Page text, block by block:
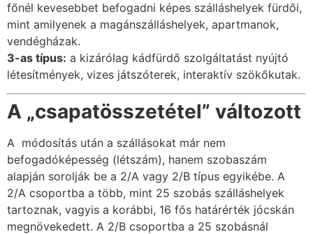
főnél kevesebbet befogadni képes szálláshelyek fürdői,
mint amilyenek a magánszálláshelyek, apartmanok,
vendégházak.
3-as típus: a kizárólag kádfürdő szolgáltatást nyújtó
létesítmények, vizes játszóterek, interaktív szökőkutak.
A „csapatösszetétel” változott
A módosítás után a szállásokat már nem
befogadóképesség (létszám), hanem szobaszám
alapján sorolják be a 2/A vagy 2/B típus egyikébe. A
2/A csoportba a több, mint 25 szobás szálláshelyek
tartoznak, vagyis a korábbi, 16 fős határérték jócskán
megnövekedett. A 2/B csoportba a 25 szobásnál